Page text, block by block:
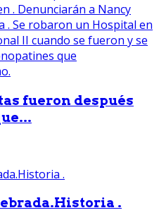
fueron después
.